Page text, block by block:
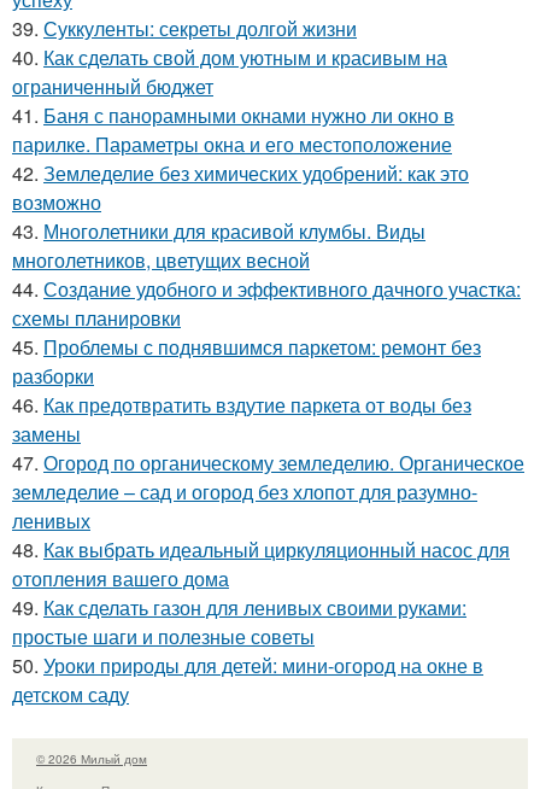
39. Суккуленты: секреты долгой жизни
40. Как сделать свой дом уютным и красивым на
ограниченный бюджет
41. Баня с панорамными окнами нужно ли окно в
парилке. Параметры окна и его местоположение
42. Земледелие без химических удобрений: как это
возможно
43. Многолетники для красивой клумбы. Виды
многолетников, цветущих весной
44. Создание удобного и эффективного дачного участка:
схемы планировки
45. Проблемы с поднявшимся паркетом: ремонт без
разборки
46. Как предотвратить вздутие паркета от воды без
замены
47. Огород по органическому земледелию. Органическое
земледелие – сад и огород без хлопот для разумно-
ленивых
48. Как выбрать идеальный циркуляционный насос для
отопления вашего дома
49. Как сделать газон для ленивых своими руками:
простые шаги и полезные советы
50. Уроки природы для детей: мини-огород на окне в
детском саду
© 2026 Милый дом